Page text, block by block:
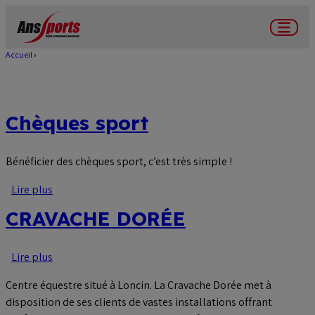
contenu
Menu
Accueil
Chèques sport
Bénéficier des chèques sport, c’est très simple !
Lire plus
sport
CRAVACHE DORÉE
Lire plus
DORÉE
Centre équestre situé à Loncin. La Cravache Dorée met à
disposition de ses clients de vastes installations offrant